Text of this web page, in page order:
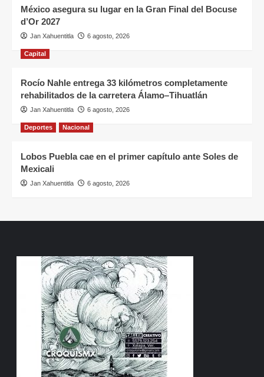
México asegura su lugar en la Gran Final del Bocuse
d’Or 2027
Jan Xahuentitla 6 agosto, 2026
Capital
Rocío Nahle entrega 33 kilómetros completamente
rehabilitados de la carretera Álamo–Tihuatlán
Jan Xahuentitla 6 agosto, 2026
Deportes Nacional
Lobos Puebla cae en el primer capítulo ante Soles de
Mexicali
Jan Xahuentitla 6 agosto, 2026